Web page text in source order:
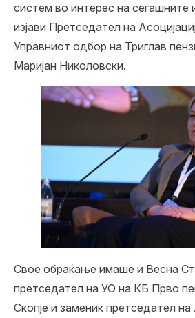
систем во интерес на сегашните
изјави Претседател на
Управниот одбор на Триглав
Маријан Николовски.
Своe обраќање имаше и Весна
претседател на УО на КБ Прво
Скопје и заменик претседател на